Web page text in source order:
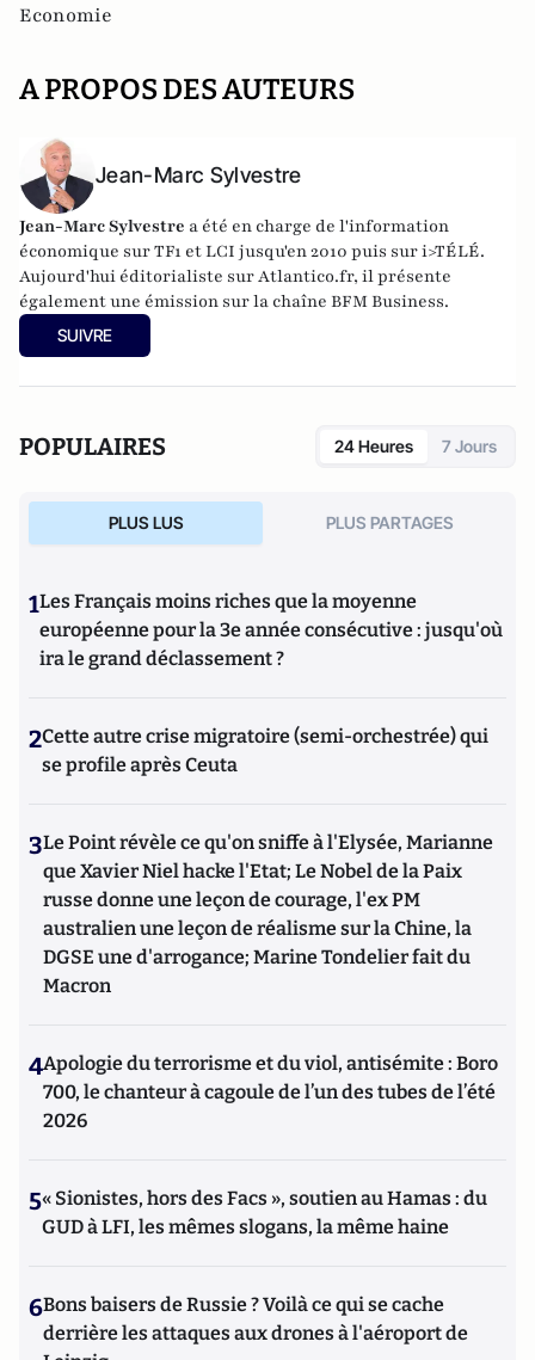
Economie
A PROPOS DES AUTEURS
Jean-Marc Sylvestre
Jean-Marc Sylvestre a été en charge de l'information
économique sur TF1 et LCI jusqu'en 2010 puis sur i>TÉLÉ.
Aujourd'hui éditorialiste sur Atlantico.fr, il présente
également une émission sur la chaîne BFM Business.
SUIVRE
POPULAIRES 24 Heures 7 Jours
PLUS LUS PLUS PARTAGES
1Les Français moins riches que la moyenne
européenne pour la 3e année consécutive : jusqu'où
ira le grand déclassement ?
2Cette autre crise migratoire (semi-orchestrée) qui
se profile après Ceuta
3Le Point révèle ce qu'on sniffe à l'Elysée, Marianne
que Xavier Niel hacke l'Etat; Le Nobel de la Paix
russe donne une leçon de courage, l'ex PM
australien une leçon de réalisme sur la Chine, la
DGSE une d'arrogance; Marine Tondelier fait du
Macron
4Apologie du terrorisme et du viol, antisémite : Boro
700, le chanteur à cagoule de l’un des tubes de l’été
2026
5« Sionistes, hors des Facs », soutien au Hamas : du
GUD à LFI, les mêmes slogans, la même haine
6Bons baisers de Russie ? Voilà ce qui se cache
derrière les attaques aux drones à l'aéroport de